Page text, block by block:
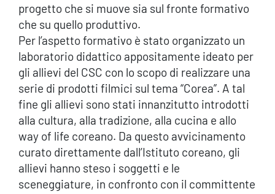
progetto che si muove sia sul fronte formativo
che su quello produttivo.
Per l’aspetto formativo è stato organizzato un
laboratorio didattico appositamente ideato per
gli allievi del CSC con lo scopo di realizzare una
serie di prodotti filmici sul tema “Corea”. A tal
fine gli allievi sono stati innanzitutto introdotti
alla cultura, alla tradizione, alla cucina e allo
way of life coreano. Da questo avvicinamento
curato direttamente dall’Istituto coreano, gli
allievi hanno steso i soggetti e le
sceneggiature, in confronto con il committente